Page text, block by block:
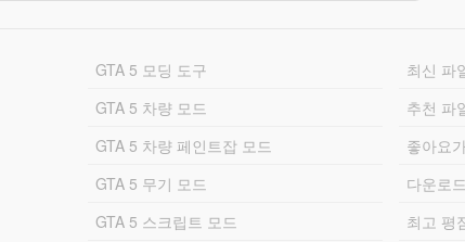
GTA 5 모딩 도구
GTA 5 차량 모드
GTA 5 차량 페인트잡 모드
GTA 5 무기 모드
GTA 5 스크립트 모드
최신 파
추천 파
좋아요
다운로
최고 평